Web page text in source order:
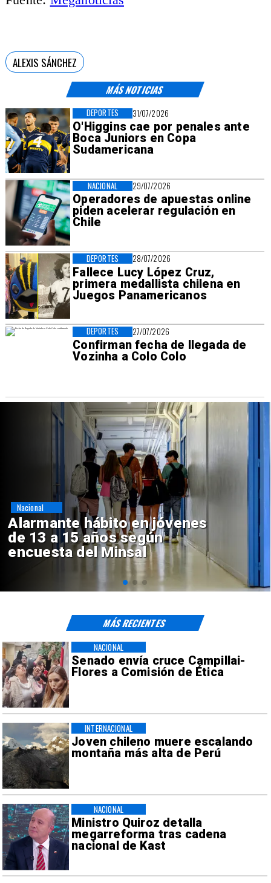
MÁS NOTICIAS
31/07/2026
O'Higgins cae por penales ante
Boca Juniors en Copa
Sudamericana
DEPORTES
29/07/2026
Operadores de apuestas online
piden acelerar regulación en
Chile
NACIONAL
28/07/2026
Fallece Lucy López Cruz,
primera medallista chilena en
Juegos Panamericanos
DEPORTES
27/07/2026
Confirman fecha de llegada de
Vozinha a Colo Colo
DEPORTES
ALEXIS SÁNCHEZ
Aprueban creación del Parque
Sebastián Piñera con inversión
de $4 mil millones
Regiones
Senado envía cruce Campillai-
Flores a Comisión de Ética
NACIONAL
Joven chileno muere escalando
montaña más alta de Perú
INTERNACIONAL
Ministro Quiroz detalla
megarreforma tras cadena
nacional de Kast
NACIONAL
MÁS RECIENTES